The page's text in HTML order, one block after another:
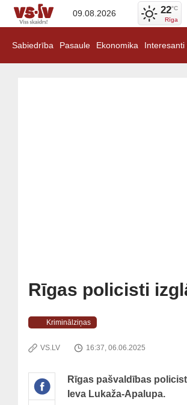
09.08.2026 22°C
Rīga
Sabiedrība Pasaule Ekonomika Interesanti
Rīgas policisti
Kriminālziņas
VS.LV 16:37, 06.06.2025
Rīgas pašvaldības
Ieva Lukaža-Apalupa.